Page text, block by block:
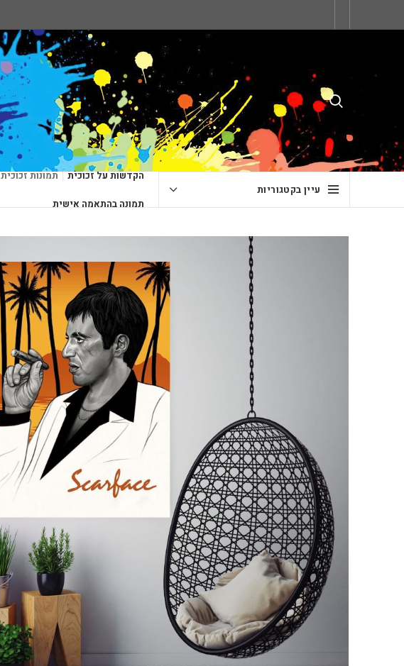
עיין בקטגוריות
הקדשות על זכוכית תמונות זכוכית
תמונה בהתאמה אישית